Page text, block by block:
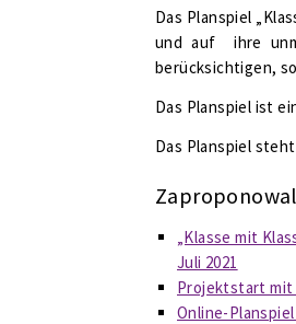
Das Planspiel
und auf ihre
berücksichtigen,
Das Planspiel ist
Das Planspiel
„Klasse mit
Juli 2021
Projektstart mit
Online-